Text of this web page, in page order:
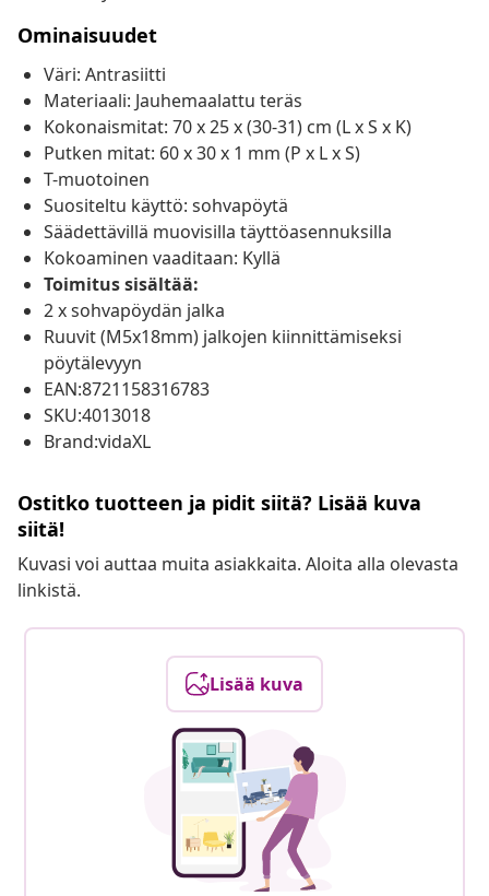
Ominaisuudet
Väri: Antrasiitti
Materiaali: Jauhemaalattu teräs
Kokonaismitat: 70 x 25 x (30-31) cm (L x S x K)
Putken mitat: 60 x 30 x 1 mm (P x L x S)
T-muotoinen
Suositeltu käyttö: sohvapöytä
Säädettävillä muovisilla täyttöasennuksilla
Kokoaminen vaaditaan: Kyllä
Toimitus sisältää:
2 x sohvapöydän jalka
Ruuvit (M5x18mm) jalkojen kiinnittämiseksi
pöytälevyyn
EAN:8721158316783
SKU:4013018
Brand:vidaXL
Ostitko tuotteen ja pidit siitä? Lisää kuva
siitä!
Kuvasi voi auttaa muita asiakkaita. Aloita alla olevasta
linkistä.
Lisää kuva